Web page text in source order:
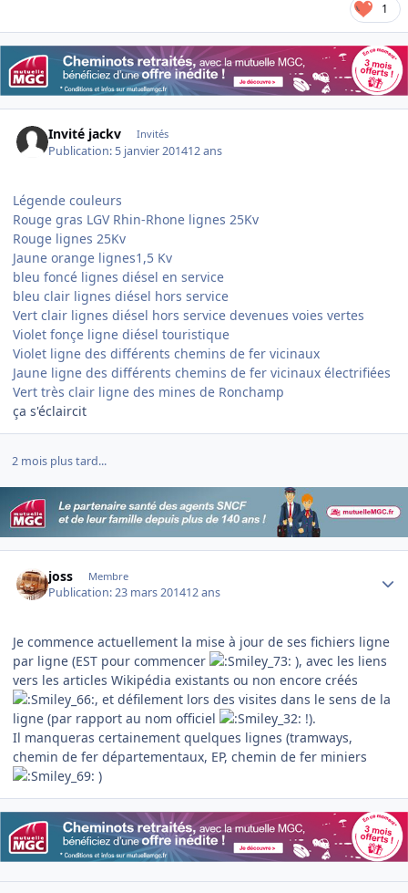
1
Invité jackv Invités
Publication: 5 janvier 201412 ans
Légende couleurs
Rouge gras LGV Rhin-Rhone lignes 25Kv
Rouge lignes 25Kv
Jaune orange lignes1,5 Kv
bleu foncé lignes diésel en service
bleu clair lignes diésel hors service
Vert clair lignes diésel hors service devenues voies vertes
Violet fonçe ligne diésel touristique
Violet ligne des différents chemins de fer vicinaux
Jaune ligne des différents chemins de fer vicinaux électrifiées
Vert très clair ligne des mines de Ronchamp
ça s'éclaircit
2 mois plus tard...
joss Membre
Publication:23 mars 201412 ans
Je commence actuellement la mise à jour de ses fichiers ligne
par ligne (EST pour commencer
), avec les liens
vers les articles Wikipédia existants ou non encore créés
, et défilement lors des visites dans le sens de la
ligne (par rapport au nom officiel
!).
Il manqueras certainement quelques lignes (tramways,
chemin de fer départementaux, EP, chemin de fer miniers
)